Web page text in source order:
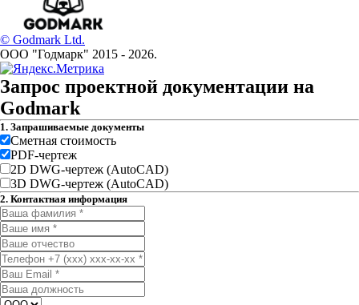
© Godmark Ltd.
ООО "Годмарк" 2015 - 2026.
Запрос проектной документации на
Godmark
1. Запрашиваемые документы
Сметная стоимость
PDF-чертеж
2D DWG-чертеж (AutoCAD)
3D DWG-чертеж (AutoCAD)
2. Контактная информация